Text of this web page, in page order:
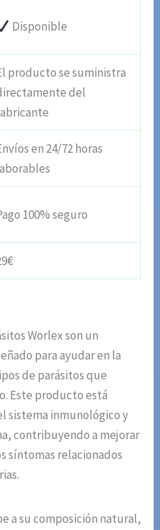
Disponible
producto se suministra
del
en 24/72 horas
100% seguro
Worlex son un
para ayudar en la
de parásitos que
Este producto está
sistema inmunológico y
contribuyendo a mejorar
síntomas relacionados
a su composición natural,